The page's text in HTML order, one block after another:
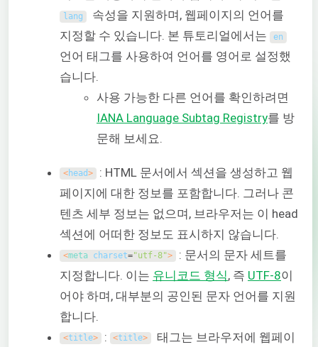
lang 속성을 지원하며, 웹페이지의 언어를
지정할 수 있습니다. 본 튜토리얼에서는
en
언어 태그를 사용하여 언어를 영어로 설정했
습니다.
사용 가능한 다른 언어를 확인하려면
IANA Language Subtag Registry를 방
문해 보세요.
<head> : HTML 문서에서 섹션을 생성하고 웹
페이지에 대한 정보를 포함합니다. 그러나 콘
텐츠 세부 정보는 없으며, 브라우저는 이 head
섹션에 어떠한 정보도 표시하지 않습니다.
<meta charset="utf-8"> : 문서의 문자 세트를
지정합니다. 이는 유니코드 형식, 즉 UTF-8이
어야 하며, 대부분의 공인된 문자 언어를 지원
합니다.
<title> : <title>
태그는 브라우저에 웹페이